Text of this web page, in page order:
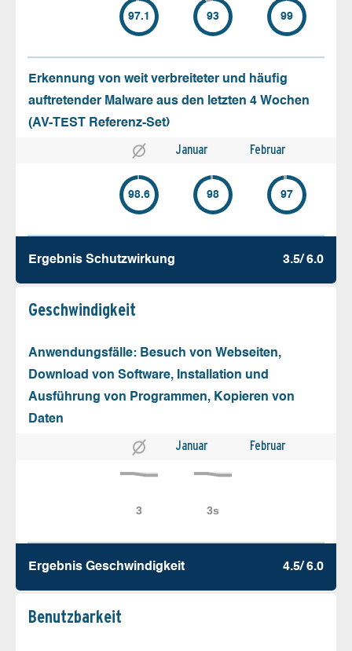
97.1 93 99
Erkennung von weit verbreiteter und häufig
auftretender Malware aus den letzten 4 Wochen
(AV-TEST Referenz-Set)
Januar Februar
98.6 98 97
Ergebnis Schutz­wirkung 3.5/ 6.0
Geschw­indigkeit
Anwendungsfälle: Besuch von Webseiten,
Download von Software, Installation und
Ausführung von Programmen, Kopieren von
Daten
Januar Februar
Ergebnis Geschw­indigkeit 4.5/ 6.0
Benutz­barkeit